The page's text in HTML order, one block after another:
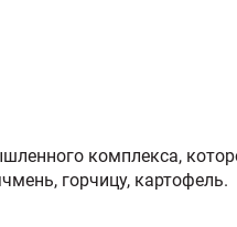
комплекса,
горчицу, картофель.